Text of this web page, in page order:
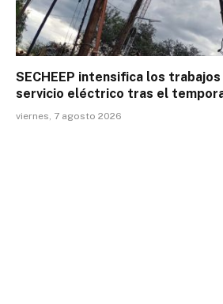
SECHEEP intensifica los
servicio eléctrico tras el
viernes, 7 agosto 2026